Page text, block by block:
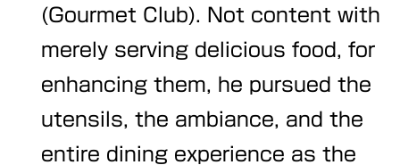
(Gourmet Club). Not content with
merely serving delicious food, for
enhancing them, he pursued the
utensils, the ambiance, and the
entire dining experience as the